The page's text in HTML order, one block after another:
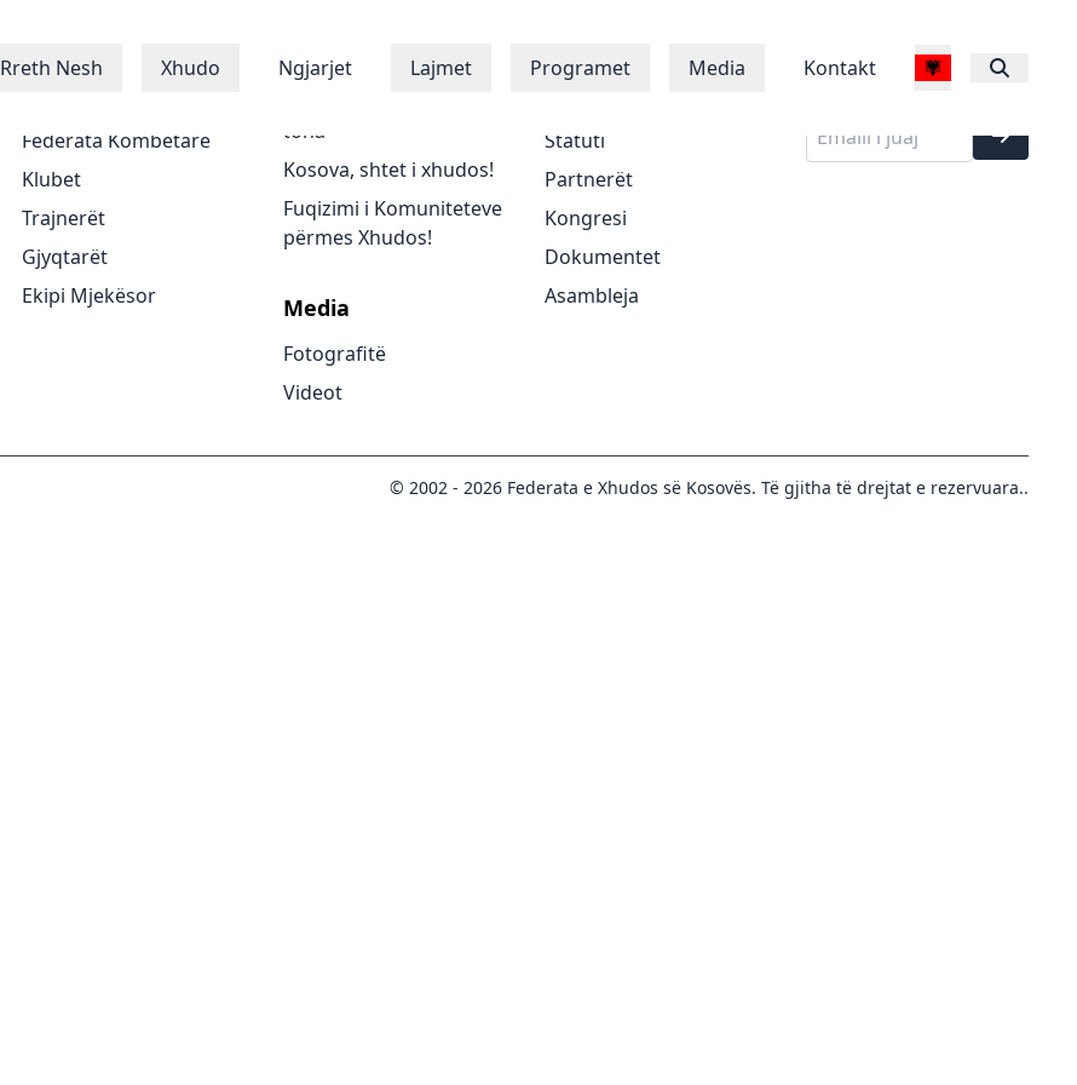
Rreth Nesh Xhudo Ngjarjet Lajmet Programet Media Kontakt
Xhudistët
Federata Kombëtare
Klubet
Trajnerët
Gjyqtarët
Ekipi Mjekësor
Programet
tona
Kosova, shtet i xhudos!
Fuqizimi i Komuniteteve
përmes Xhudos!
Media
Fotografitë
Videot
Rreth Nesh
Statuti
Partnerët
Kongresi
Dokumentet
Asambleja
Regjistrohu në
buletinin tonë
© 2002 - 2026 Federata e Xhudos së Kosovës. Të gjitha të drejtat e rezervuara..